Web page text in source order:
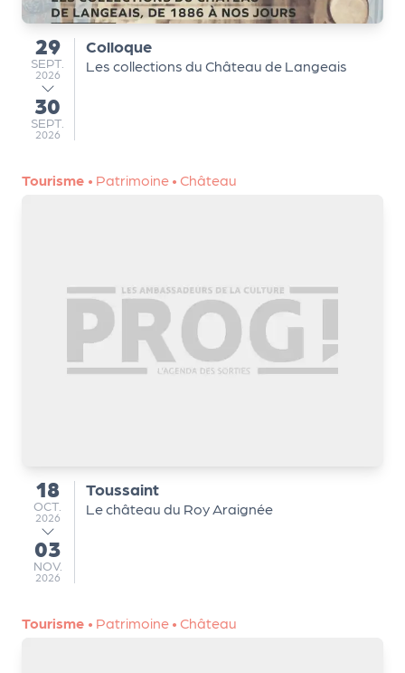
du
29
SEPTEMBRE
SEPT.
2026
au
30
SEPTEMBRE
SEPT.
2026
Colloque
Les collections du Château de Langeais
Tourisme • Patrimoine • Château
du
18
OCTOBRE
OCT.
2026
au
03
NOVEMBRE
NOV.
2026
Toussaint
Le château du Roy Araignée
Tourisme • Patrimoine • Château
m
e
n
n
u
d
e
s
o
r
a
e
L